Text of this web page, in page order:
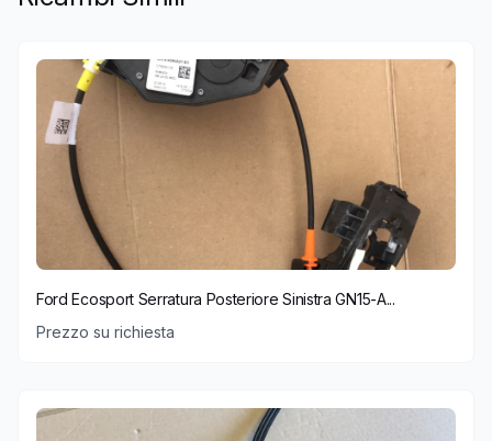
Ford Ecosport Serratura Posteriore Sinistra GN15-A...
Prezzo su richiesta